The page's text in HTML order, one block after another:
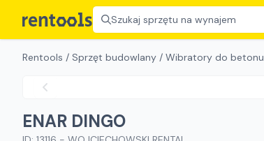
Szukaj sprzętu na wynajem
Rentools / Sprzęt budowlany / Wibratory do betonu
ENAR DINGO